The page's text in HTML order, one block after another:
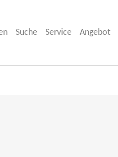
Suche Service Angebot